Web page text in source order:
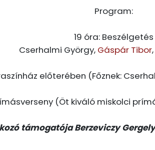
Program:
19 óra: Beszélgetés
Cserhalmi György, Gáspár Tibor
előterében (Főznek:
(Öt kiváló miskolci
támogatója Berzeviczy